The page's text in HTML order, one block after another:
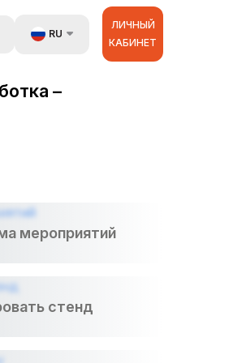
RU
EN
ЛИЧНЫЙ
КАБИНЕТ
–
мероприятий
стенд